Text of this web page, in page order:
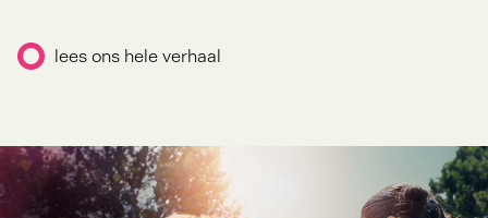
lees ons hele verhaal